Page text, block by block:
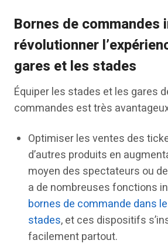
Bornes de commandes
révolutionner
gares et les stades
Équiper les stades et les gares
commandes est très
Optimiser les ventes des
d’autres produits en
moyen des spectateurs ou
a de nombreuses fonctions
bornes de commande dans
stades, et ces dispositifs
facilement partout.